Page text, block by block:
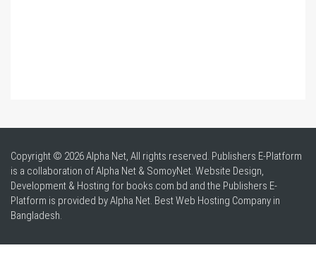
Copyright © 2026 Alpha Net, All rights reserved. Publishers E-Platform
is a collaboration of Alpha Net & SomoyNet. Website Design,
Development & Hosting for books.com.bd and the Publishers E-
Platform is provided by Alpha Net. BestWeb Hosting Company in
Bangladesh.